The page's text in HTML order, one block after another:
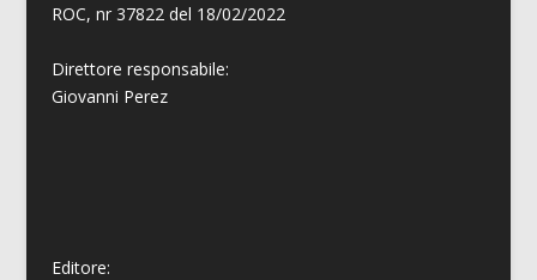
ROC, nr 37822 del 18/02/2022
Direttore responsabile:
Giovanni Perez
Editore: